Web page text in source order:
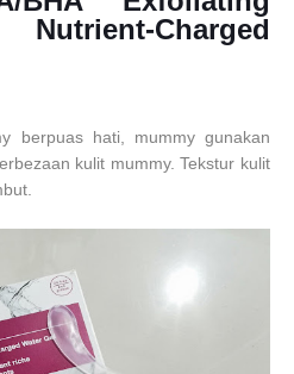
Nutrient-Charged
berpuas hati, mummy gunakan
kulit mummy. Tekstur kulit